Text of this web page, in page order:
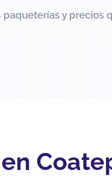
paqueterías y precios